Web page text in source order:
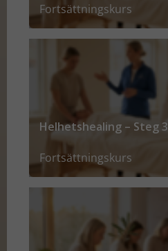
Fortsättningskurs
Helhetshealing – Steg 3
Fortsättningskurs